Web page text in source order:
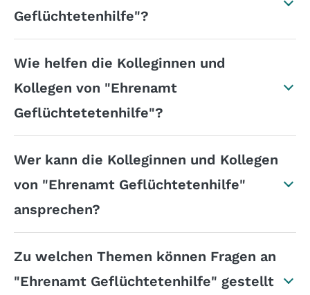
Geflüchtetenhilfe"?
Wie helfen die Kolleginnen und
Kollegen von "Ehrenamt
Geflüchtetetenhilfe"?
Wer kann die Kolleginnen und Kollegen
von "Ehrenamt Geflüchtetenhilfe"
ansprechen?
Zu welchen Themen können Fragen an
"Ehrenamt Geflüchtetenhilfe" gestellt